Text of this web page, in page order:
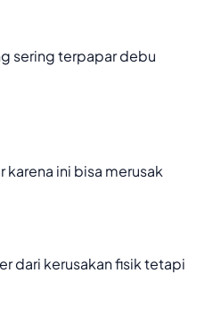
sering terpapar debu
ini bisa merusak
dari kerusakan fisik tetapi